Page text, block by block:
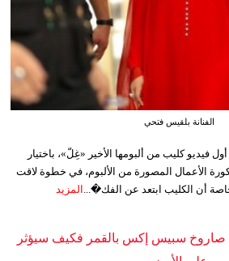
الفنانة بلقيس فتحي
فيديو كليب من ألبومها الأخير «غِلّ»، باختيار
الأعمال المصورة من الألبوم، في خطوة لاقت
أن الكليب ابتعد عن الفك�...
المزيد
سبيس إكس بالقمر فكيف سيؤثر